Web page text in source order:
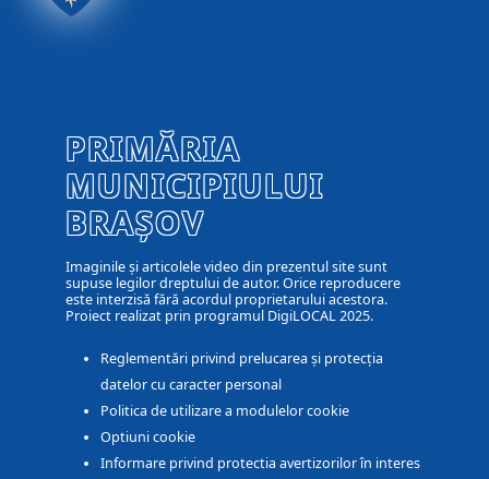
PRIMĂRIA
MUNICIPIULUI
BRAȘOV
Imaginile și articolele video din prezentul site sunt
supuse legilor dreptului de autor. Orice reproducere
este interzisă fără acordul proprietarului acestora.
Proiect realizat prin programul DigiLOCAL 2025.
Reglementări privind prelucarea și protecția
datelor cu caracter personal
Politica de utilizare a modulelor cookie
Optiuni cookie
Informare privind protectia avertizorilor în interes